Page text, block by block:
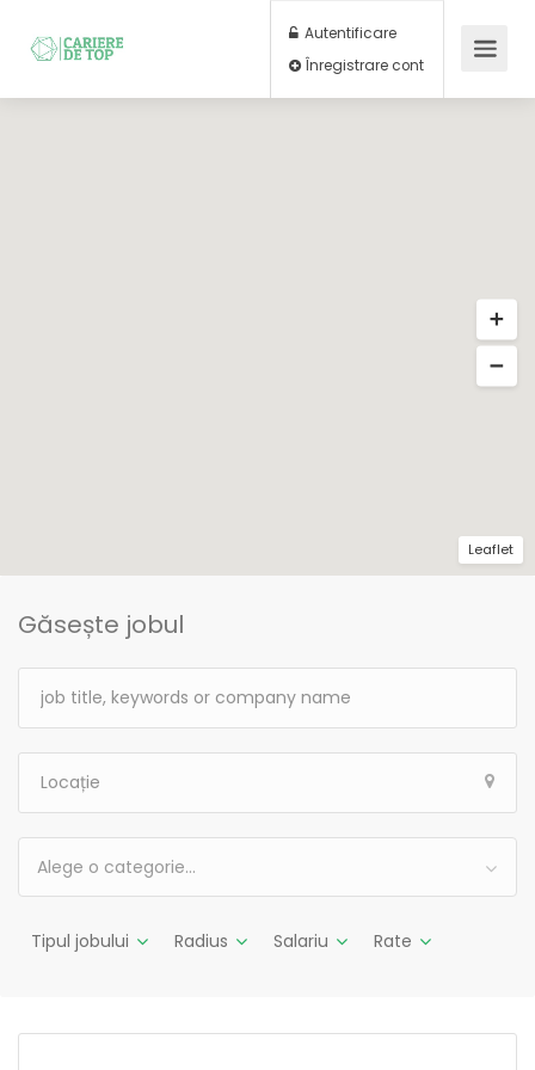
Autentificare
Înregistrare cont
Găsește jobul
Alege o categorie…
Tipul jobului Radius Salariu Rate
Leaflet